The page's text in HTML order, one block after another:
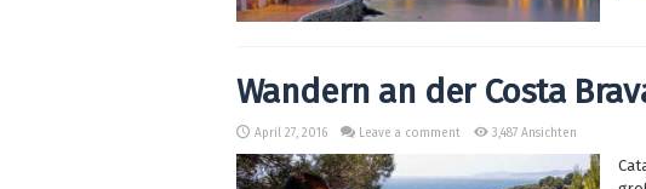
Wandern an der Costa
April 27, 2016 Leave a comment 3,487 Ansichten